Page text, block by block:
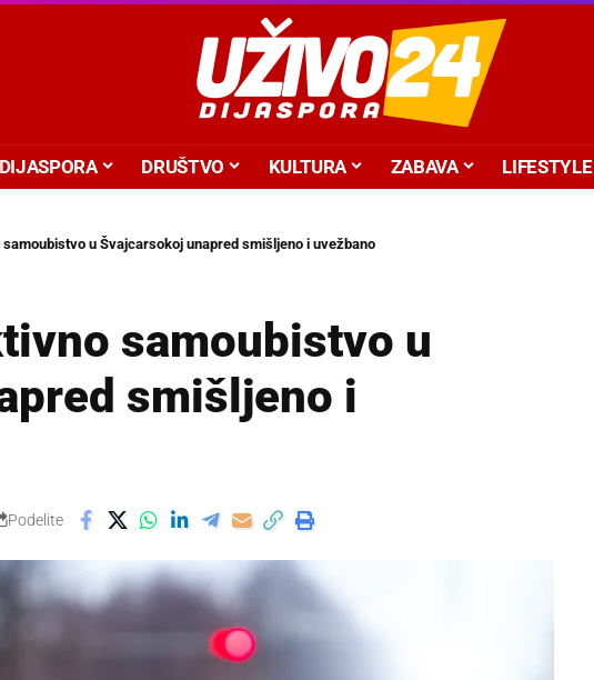
DIJASPORA DRUŠTVO KULTURA ZABAVA LIFESTYLE
u Švajcarsokoj unapred smišljeno i uvežbano
samoubistvo u
smišljeno i
Podelite